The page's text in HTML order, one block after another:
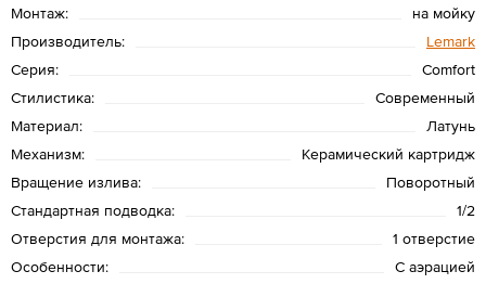
Монтаж:
на мойку
Производитель:
Lemark
Серия:
Comfort
Стилистика:
Современный
Материал:
Латунь
Механизм:
Керамический картридж
Вращение излива:
Поворотный
Стандартная подводка:
1/2
Отверстия для монтажа:
1 отверстие
Особенности:
С аэрацией